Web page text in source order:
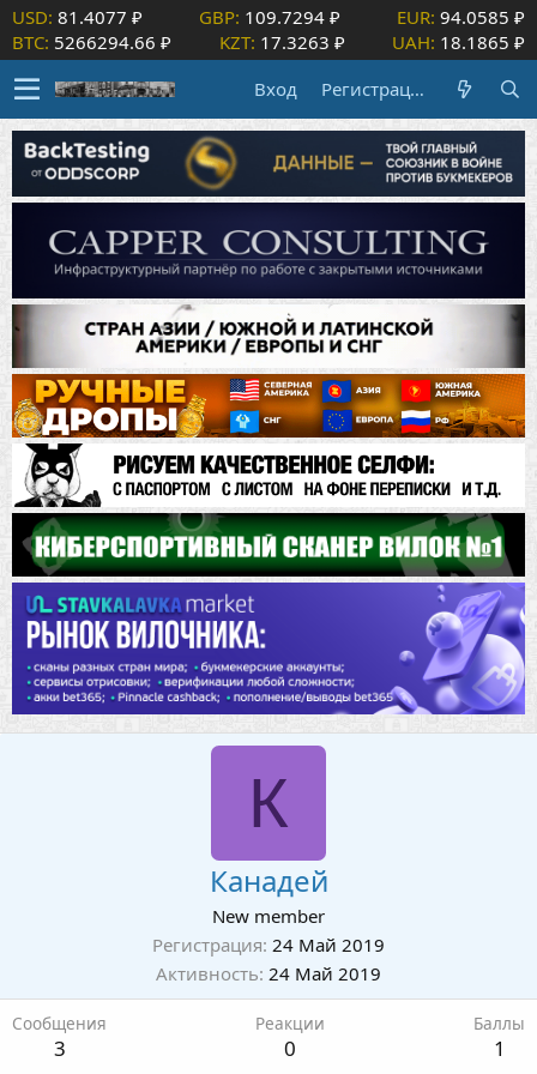
USD: 81.4077 ₽ GBP: 109.7294 ₽ EUR: 94.0585 ₽
BTC: 5266294.66 ₽ KZT: 17.3263 ₽ UAH: 18.1865 ₽
Вход
Регистрация
К
Канадей
New member
Регистрация 24 Май 2019
Активность 24 Май 2019
Сообщения
3
Реакции
0
Баллы
1